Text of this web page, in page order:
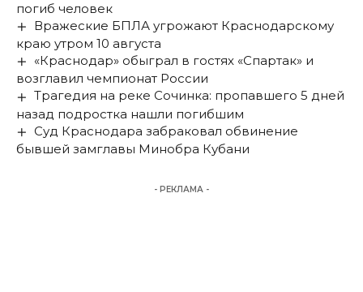
погиб человек
Вражеские БПЛА угрожают Краснодарскому
краю утром 10 августа
«Краснодар» обыграл в гостях «Спартак» и
возглавил чемпионат России
Трагедия на реке Сочинка: пропавшего 5 дней
назад подростка нашли погибшим
Суд Краснодара забраковал обвинение
бывшей замглавы Минобра Кубани
- РЕКЛАМА -